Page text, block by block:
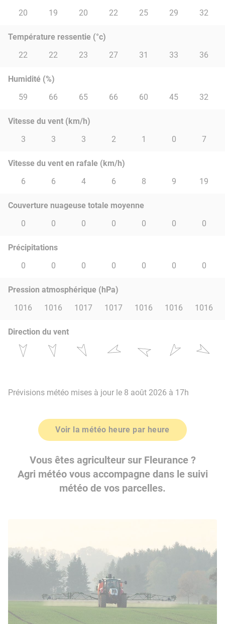
20
19 20 22 25 29 32
Température ressentie (°c)
22
22 23 27 31 33 36
Humidité (%)
59
66 65 66 60 45 32
Vitesse du vent (km/h)
3
3 3 2 1 0 7
Vitesse du vent en rafale (km/h)
6
6 4 6 8 9 19
Couverture nuageuse totale moyenne
0
0 0 0 0 0 0
Précipitations
0
0 0 0 0 0 0
Pression atmosphérique (hPa)
1016
1016 1017 1017 1016 1016 1016
Direction du vent
Prévisions météo mises à jour le 8 août 2026 à 17h
Voir la météo heure par heure
Vous êtes agriculteur sur Fleurance ?
Agri météo vous accompagne dans le suivi
météo de vos parcelles.